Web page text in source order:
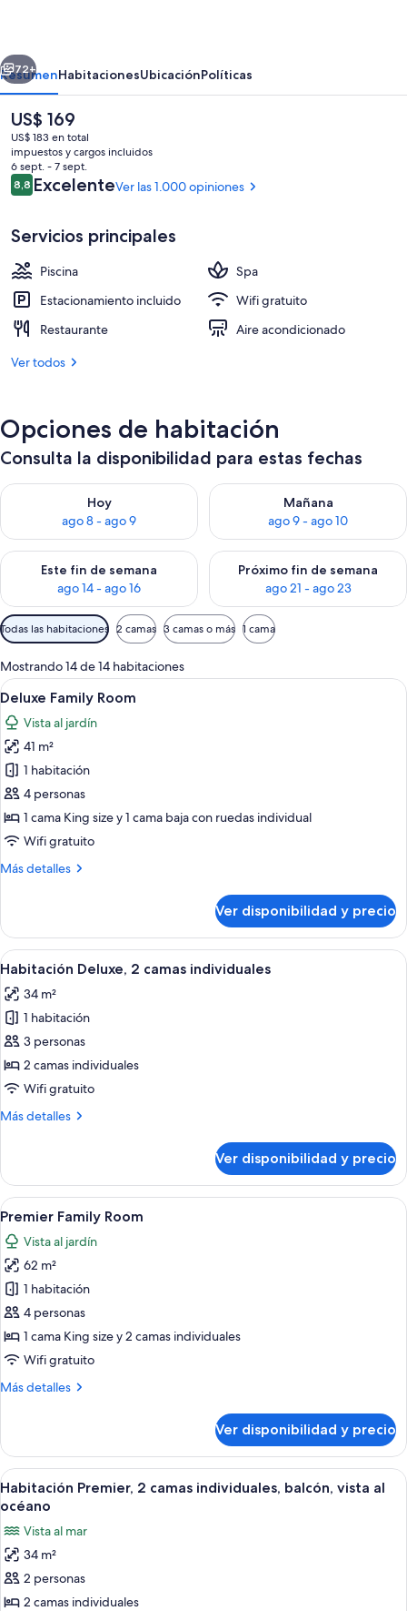
Vista aérea
Siguiente
72+
ResumenHabitacionesUbicaciónPolíticas
El
precio
actual
es
de
US$ 169
US$ 169
US$ 183 en total
impuestos y cargos incluidos
6 sept. - 7 sept.
Opiniones
8,88,8 de 10
ExcelenteVer las 1.000 opiniones
Servicios principales
Piscina
Spa
Estacionamiento incluido
Wifi gratuito
Restaurante
Aire acondicionado
Ver todos
Opciones de habitación
Consulta la disponibilidad para estas fechas
Hoy
ago 8 - ago 9
Consulta la disponibilidad para hoy ago 8 - ago 9
Mañana
ago 9 - ago 10
Consulta la disponibilidad
Este fin de semana
ago 14 - ago 16
Consulta la disponibilidad para este fin de semana ago 14 -
Próximo fin de semana
ago 21 - ago 23
Consulta la disponibilidad
Filtros
disponibles
para
las
habitaciones
Todas las habitaciones 2 camas 3 camas o más 1 cama
Mostrando 14 de 14 habitaciones
Ver
todas
las
fotos
de
Deluxe
Family
Room
Minibar, caja de seguridad en la
5
Deluxe Family Room
Vista al jardín
41 m²
1 habitación
4 personas
1 cama King size y 1 cama baja con ruedas individual
Wifi gratuito
Más detalles
Más
Family
Room
Ver disponibilidad y precio
Ver
todas
las
fotos
de
Habitación
Deluxe,
camas
Una habitación de hotel moderna
4
Habitación Deluxe, 2 camas individuales
34 m²
1 habitación
3 personas
2 camas individuales
Wifi gratuito
Más detalles
Más
Deluxe,
camas
individuales
Ver disponibilidad y precio
Ver
todas
las
fotos
de
Premier
Family
Room
Habitación de hotel con una cama
6
Premier Family Room
Vista al jardín
62 m²
1 habitación
4 personas
1 cama King size y 2 camas individuales
Wifi gratuito
Más detalles
Más
Family
Room
Ver disponibilidad y precio
Ver
todas
fotos
de
Habitación
Premier,
Una habitación de hotel moderna
5
Habitación Premier, 2 camas individuales, balcón, vista al
océano
Vista al mar
34 m²
2 personas
2 camas individuales